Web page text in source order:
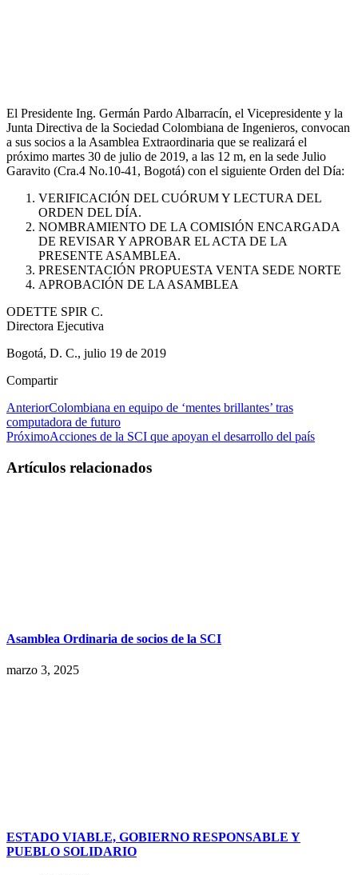
El Presidente Ing. Germán Pardo Albarracín, el Vicepresidente y la
Junta Directiva de la Sociedad Colombiana de Ingenieros, convocan
a sus socios a la Asamblea Extraordinaria que se realizará el
próximo martes 30 de julio de 2019, a las 12 m, en la sede Julio
Garavito (Cra.4 No.10-41, Bogotá) con el siguiente Orden del Día:
VERIFICACIÓN DEL CUÓRUM Y LECTURA DEL
ORDEN DEL DÍA.
NOMBRAMIENTO DE LA COMISIÓN ENCARGADA
DE REVISAR Y APROBAR EL ACTA DE LA
PRESENTE ASAMBLEA.
PRESENTACIÓN PROPUESTA VENTA SEDE NORTE
APROBACIÓN DE LA ASAMBLEA
ODETTE SPIR C.
Directora Ejecutiva
Bogotá, D. C., julio 19 de 2019
Compartir
AnteriorColombiana en equipo de ‘mentes brillantes’ tras
computadora de futuro
PróximoAcciones de la SCI que apoyan el desarrollo del país
Artículos relacionados
Asamblea Ordinaria de socios de la SCI
marzo 3, 2025
ESTADO VIABLE, GOBIERNO RESPONSABLE Y
PUEBLO SOLIDARIO